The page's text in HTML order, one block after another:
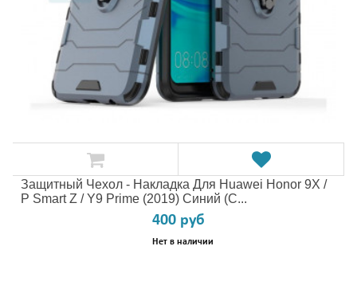
Защитный Чехол - Накладка Для Huawei Honor 9X /
P Smart Z / Y9 Prime (2019) Синий (с...
400 руб
Нет в наличии